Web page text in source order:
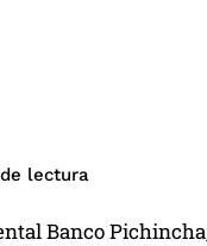
de lectura
Banco